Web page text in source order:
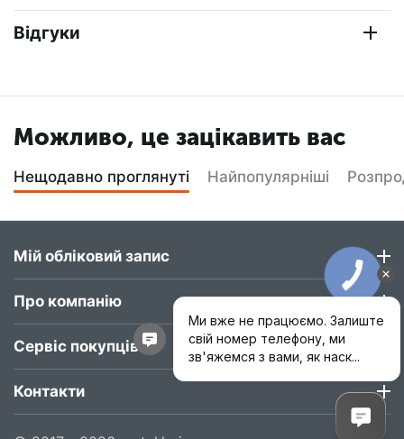
Відгуки
Можливо, це зацікавить вас
Нещодавно проглянуті Найпопулярніші
Мій обліковий запис
Про компанію
Сервіс покупців
Контакти